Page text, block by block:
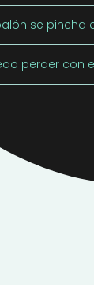
se pincha
perder con